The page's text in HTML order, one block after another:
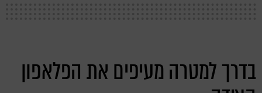
בדרך למטרה מעיפים את הפלאפון